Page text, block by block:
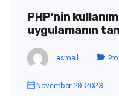
PHP’nin
uygulamanın
esmail
November 29, 2023